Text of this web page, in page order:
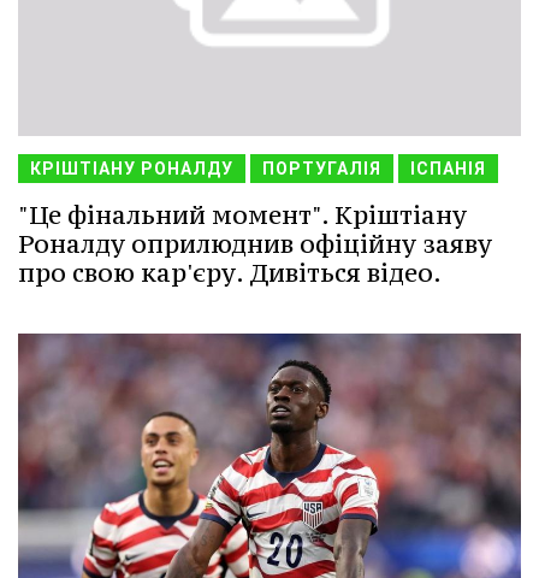
КРІШТІАНУ РОНАЛДУ ПОРТУГАЛІЯ ІСПАНІЯ
"Це фінальний момент". Кріштіану
Роналду оприлюднив офіційну заяву
про свою кар'єру. Дивіться відео.